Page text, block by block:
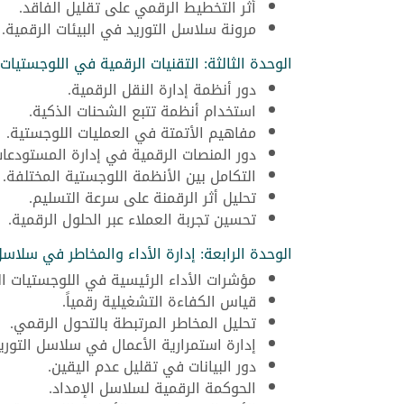
أثر التخطيط الرقمي على تقليل الفاقد.
مرونة سلاسل التوريد في البيئات الرقمية.
الوحدة الثالثة: التقنيات الرقمية في اللوجستيات
دور أنظمة إدارة النقل الرقمية.
استخدام أنظمة تتبع الشحنات الذكية.
مفاهيم الأتمتة في العمليات اللوجستية.
دور المنصات الرقمية في إدارة
التكامل بين الأنظمة اللوجستية المختلفة.
تحليل أثر الرقمنة على سرعة التسليم.
تحسين تجربة العملاء عبر الحلول الرقمية.
الوحدة الرابعة: إدارة الأداء والمخاطر في
مؤشرات الأداء الرئيسية في اللوجستيات
قياس الكفاءة التشغيلية رقمياً.
تحليل المخاطر المرتبطة بالتحول الرقمي.
إدارة استمرارية الأعمال في سلاسل
دور البيانات في تقليل عدم اليقين.
الحوكمة الرقمية لسلاسل الإمداد.